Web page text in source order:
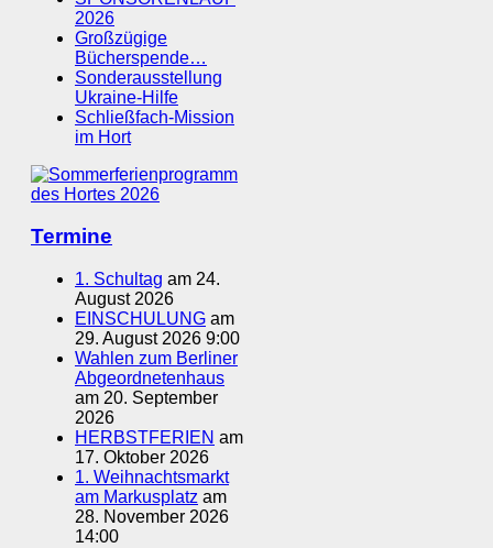
2026
Großzügige
Bücherspende…
Sonderausstellung
Ukraine-Hilfe
Schließfach-Mission
im Hort
Termine
1. Schultag am 24.
August 2026
EINSCHULUNG am
29. August 2026 9:00
Wahlen zum Berliner
Abgeordnetenhaus
am 20. September
2026
HERBSTFERIEN am
17. Oktober 2026
1. Weihnachtsmarkt
am Markusplatz am
28. November 2026
14:00